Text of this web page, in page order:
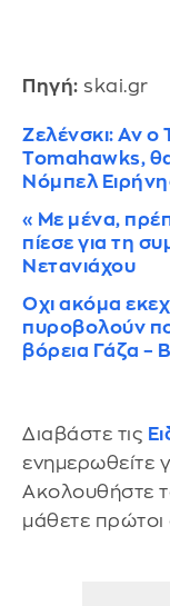
Πηγή: skai.gr
Ζελένσκι: Αν
Tomahawks, θα
Νόμπελ
«Με μένα,
πίεσε για τη
Νετανιάχου
Οχι ακόμα
πυροβολούν
βόρεια Γάζα –
Διαβάστε τις
ενημερωθείτε
Ακολουθήστε
μάθετε πρώτοι